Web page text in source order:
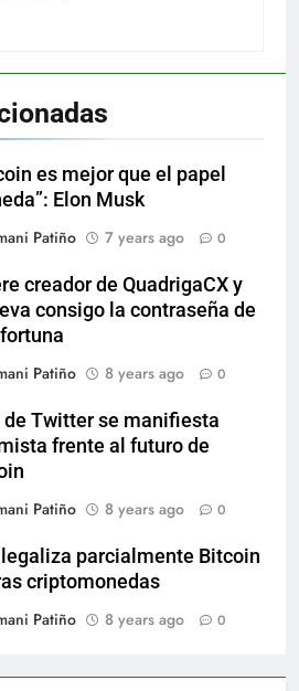
es mejor que el papel
Elon Musk
Patiño
7 years ago 0
creador de QuadrigaCX y
consigo la contraseña de
Patiño
8 years ago 0
de Twitter se manifiesta
frente al futuro de
Patiño
8 years ago 0
parcialmente Bitcoin
criptomonedas
Patiño
8 years ago 0